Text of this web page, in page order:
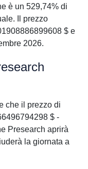
è un 529,74% di
Il prezzo
$ e
2026.
che il prezzo di
$ -
Presearch aprirà
la giornata a